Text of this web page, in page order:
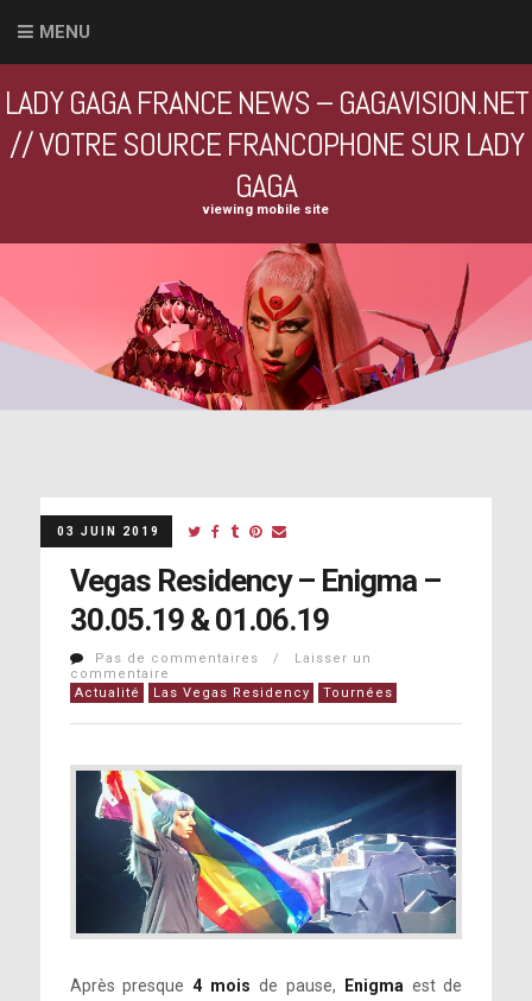
MENU
LADY GAGA FRANCE NEWS – GAGAVISION.NET
// VOTRE SOURCE FRANCOPHONE SUR LADY
GAGA
viewing mobile site
03 JUIN 2019
Vegas Residency – Enigma –
30.05.19 & 01.06.19
Pas de commentaires / Laisser un
commentaire
Actualité
Las Vegas Residency Tournées
Après presque4 mois de pause, Enigmaest de